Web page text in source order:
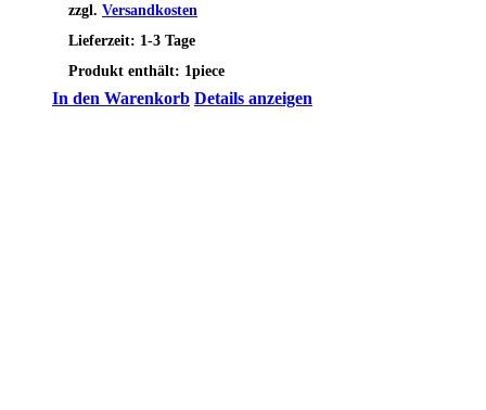
zzgl. Versandkosten
Lieferzeit: 1-3 Tage
Produkt enthält: 1piece
In den Warenkorb Details anzeigen